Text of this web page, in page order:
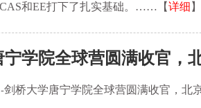
和EE打下了扎实基础。……【详细 】
学院全球营圆满收官，
剑桥大学唐宁学院全球营圆满收官，北